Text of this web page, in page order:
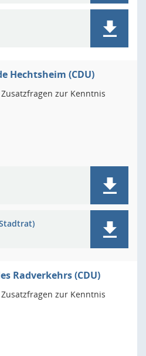
Hechtsheim (CDU)
zur Kenntnis
Radverkehrs (CDU)
zur Kenntnis